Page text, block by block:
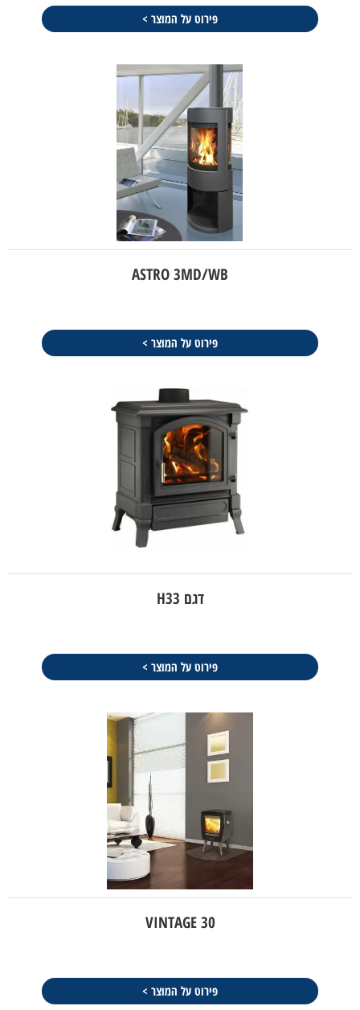
פירוט על המוצר >
ASTRO 3MD/WB
פירוט על המוצר >
דגם H33
פירוט על המוצר >
VINTAGE 30
פירוט על המוצר >